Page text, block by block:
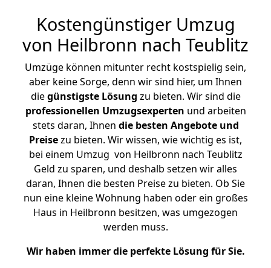
Kostengünstiger Umzug
von Heilbronn nach Teublitz
Umzüge können mitunter recht kostspielig sein,
aber keine Sorge, denn wir sind hier, um Ihnen
diegünstigste Lösung zu bieten. Wir sind die
professionellen Umzugsexperten und arbeiten
stets daran, Ihnen die besten Angebote und
Preisezu bieten. Wir wissen, wie wichtig es ist,
bei einem Umzug von Heilbronn nach Teublitz
Geld zu sparen, und deshalb setzen wir alles
daran, Ihnen die besten Preise zu bieten. Ob Sie
nun eine kleine Wohnung haben oder ein großes
Haus in Heilbronn besitzen, was umgezogen
werden muss.
Wir haben immer die perfekte Lösung für Sie.